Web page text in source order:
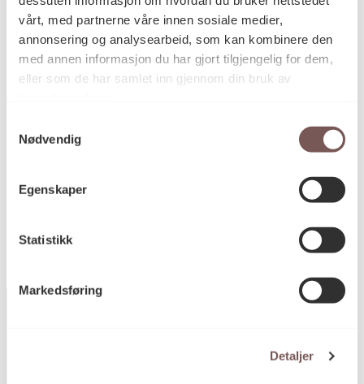
vårt, med partnerne våre innen sosiale medier,
annonsering og analysearbeid, som kan kombinere den
med annen informasjon du har gjort tilgjengelig for dem,
eller som de har samlet inn gjennom din bruk av
Nødvendig
Egenskaper
Statistikk
Markedsføring
Detaljer
Teknikk og
materiale
PVA på bommulslerret
Reference